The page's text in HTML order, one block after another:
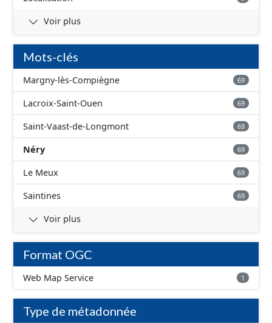
Voir plus
Mots-clés
Margny-lès-Compiègne 69
Lacroix-Saint-Ouen 69
Saint-Vaast-de-Longmont 69
Néry 69
Le Meux 69
Saintines 69
Voir plus
Format OGC
Web Map Service 1
Type de métadonnée